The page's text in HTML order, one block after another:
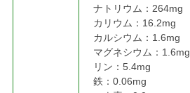
ナトリウム：264mg
カリウム：16.2mg
カルシウム：1.6mg
マグネシウム：1.6mg
リン：5.4mg
鉄：0.06mg